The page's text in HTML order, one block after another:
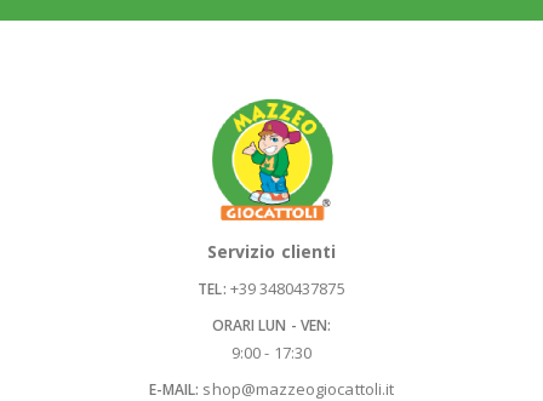
Servizio clienti
TEL: +39 3480437875
ORARI LUN - VEN:
9:00 - 17:30
E-MAIL: shop@mazzeogiocattoli.it